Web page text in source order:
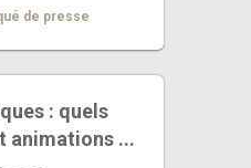
de presse
: quels
animations ...